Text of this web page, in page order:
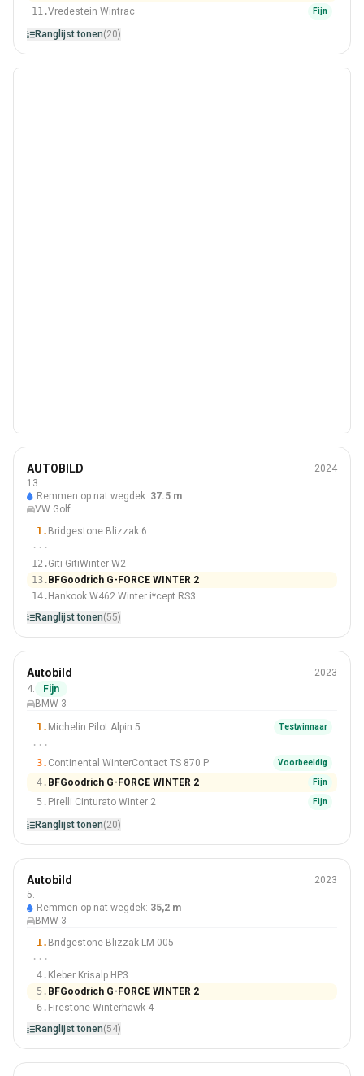
11.Vredestein Wintrac Fijn
Ranglijst tonen(20)
205/55 R16
#13 Van 55 Banden
AUTOBILD
2024
13.
Remmen op nat wegdek: 37.5 m
VW Golf
1. Bridgestone Blizzak 6
···
12.Giti GitiWinter W2
13.BFGoodrich G-FORCE WINTER 2
14.Hankook W462 Winter i*cept RS3
Ranglijst tonen(55)
225/45 R18
#4 Van 20 Banden
Autobild
2023
4.
Fijn
BMW 3
1. Michelin Pilot Alpin 5 Testwinnaar
···
3. Continental WinterContact TS 870 P Voorbeeldig
4. BFGoodrich G-FORCE WINTER 2 Fijn
5. Pirelli Cinturato Winter 2 Fijn
Ranglijst tonen(20)
225/45 R18
#5 Van 54 Banden
Autobild
2023
5.
Remmen op nat wegdek: 35,2 m
BMW 3
1. Bridgestone Blizzak LM-005
···
4. Kleber Krisalp HP3
5. BFGoodrich G-FORCE WINTER 2
6. Firestone Winterhawk 4
Ranglijst tonen(54)